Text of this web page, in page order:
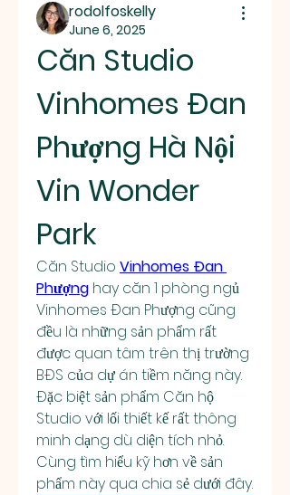
rodolfoskelly
June 6, 2025
Căn Studio
Vinhomes Đan
Phượng Hà Nội
Vin Wonder
Park
Căn Studio Vinhomes Đan
Phượng hay căn 1 phòng ngủ
Vinhomes Đan Phượng cũng
đều là những sản phẩm rất
được quan tâm trên thị trường
BĐS của dự án tiềm năng này.
Đặc biệt sản phẩm Căn hộ
Studio với lối thiết kế rất thông
minh dạng dù diện tích nhỏ.
Cùng tìm hiểu kỹ hơn về sản
phẩm này qua chia sẻ dưới đây.